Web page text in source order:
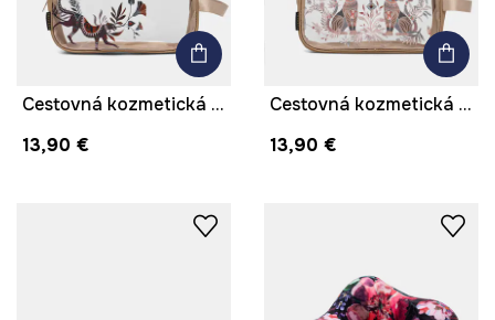
Cestovná kozmetická taška
13,90 €
Cestovná kozmetická taška
13,90 €